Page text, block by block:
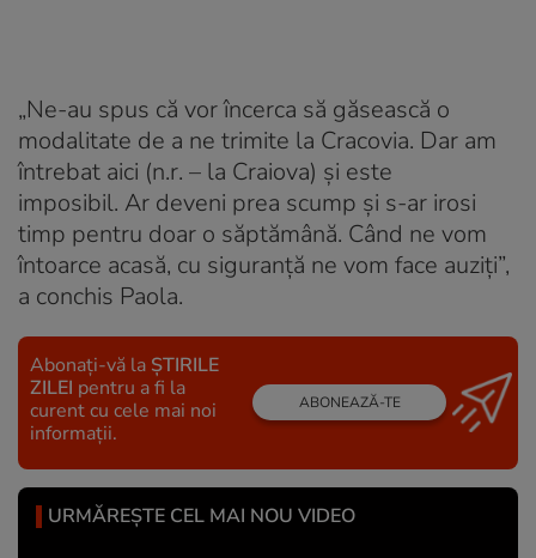
„Ne-au spus că vor încerca să găsească o
modalitate de a ne trimite la Cracovia. Dar am
întrebat aici (n.r. – la Craiova) și este
imposibil. Ar deveni prea scump și s-ar irosi
timp pentru doar o săptămână. Când ne vom
întoarce acasă, cu siguranță ne vom face auziți”,
a conchis Paola.
Abonați-vă la ȘTIRILE
ZILEI pentru a fi la
curent cu cele mai noi
informații.
ABONEAZĂ-TE
URMĂREȘTE CEL MAI NOU VIDEO